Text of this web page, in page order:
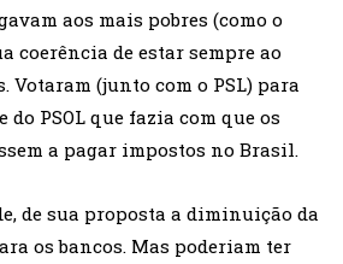
aos mais pobres (como o
coerência de estar sempre ao
Votaram (junto com o PSL) para
do PSOL que fazia com que os
a pagar impostos no Brasil.
de sua proposta a diminuição da
os bancos. Mas poderiam ter